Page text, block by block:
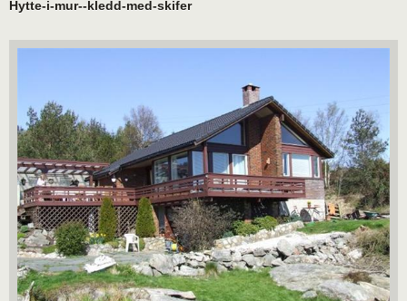
Hytte-i-mur--kledd-med-skifer